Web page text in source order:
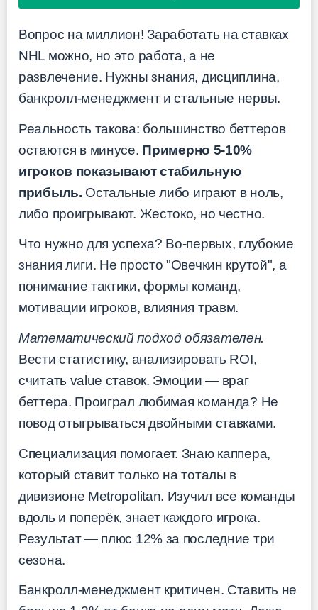
Вопрос на миллион! Заработать на ставках
NHL можно, но это работа, а не
развлечение. Нужны знания, дисциплина,
банкролл-менеджмент и стальные нервы.
Реальность такова: большинство беттеров
остаются в минусе. Примерно 5-10%
игроков показывают стабильную
прибыль. Остальные либо играют в ноль,
либо проигрывают. Жестоко, но честно.
Что нужно для успеха? Во-первых, глубокие
знания лиги. Не просто "Овечкин крутой", а
понимание тактики, формы команд,
мотивации игроков, влияния травм.
Математический подход обязателен.
Вести статистику, анализировать ROI,
считать value ставок. Эмоции — враг
беттера. Проиграл любимая команда? Не
повод отыгрываться двойными ставками.
Специализация помогает. Знаю каппера,
который ставит только на тоталы в
дивизионе Metropolitan. Изучил все команды
вдоль и поперёк, знает каждого игрока.
Результат — плюс 12% за последние три
сезона.
Банкролл-менеджмент критичен. Ставить не